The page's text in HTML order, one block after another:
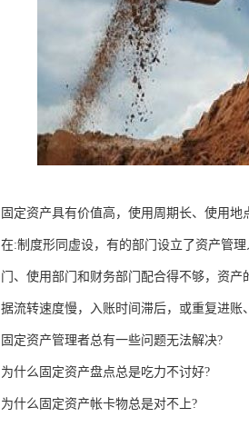
固定资产具有价值高，使用周期长、使用
在:制度形同虚设，有的部门设立了资产管
门、使用部门和财务部门配合得不够，资
据流转速度慢，入账时间滞后，或重复进账
固定资产管理者总有一些问题无法解决?
为什么固定资产盘点总是吃力不讨好?
为什么固定资产帐卡物总是对不上?